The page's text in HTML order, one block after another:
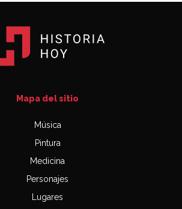
Mapa del sitio
Música
Pintura
Medicina
Personajes
Lugares